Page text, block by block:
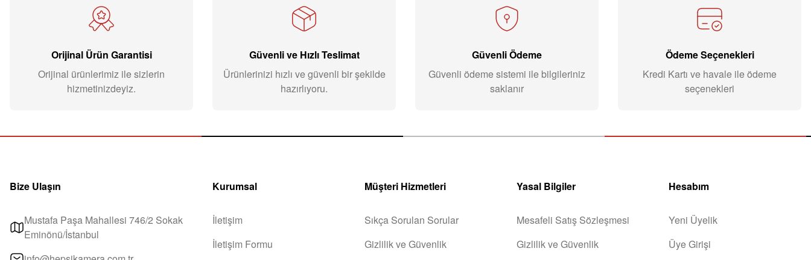
Orijinal Ürün Garantisi
Orijinal ürünlerimiz ile sizlerin
hizmetinizdeyiz.
Güvenli ve Hızlı Teslimat
Ürünlerinizi hızlı ve güvenli bir şekilde
hazırlıyoru.
Güvenli Ödeme
Güvenli ödeme sistemi ile bilgileriniz
saklanır
Ödeme Seçenekleri
Kredi Kartı ve havale ile ödeme
seçenekleri
Bize Ulaşın
Mustafa Paşa Mahallesi 746/2 Sokak
Eminönü/İstanbul
Kurumsal
İletişim
İletişim Formu
Müşteri Hizmetleri
Sıkça Sorulan Sorular
Gizlilik ve Güvenlik
Yasal Bilgiler
Mesafeli Satış Sözleşmesi
Gizlilik ve Güvenlik
Hesabım
Yeni Üyelik
Üye Girişi